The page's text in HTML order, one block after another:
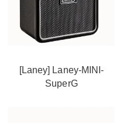
[Laney] Laney-MINI-
SuperG